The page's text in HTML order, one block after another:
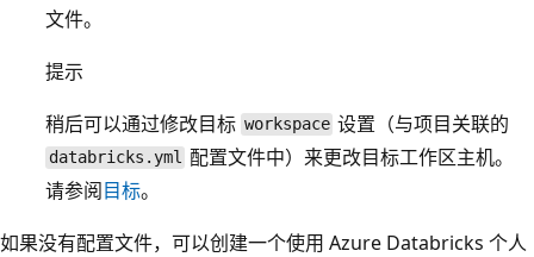
文件。
提示
稍后可以通过修改目标 workspace 设置（与项目关联的
databricks.yml 配置文件中）来更改目标工作区主机。
请参阅目标。
如果没有配置文件，可以创建一个使用 Azure Databricks 个人